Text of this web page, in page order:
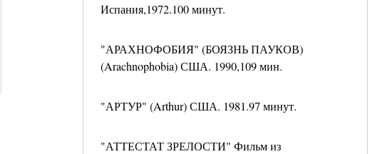
Испания,1972.100 минут.
"АРАХНОФОБИЯ" (БОЯЗНЬ ПАУКОВ)
(Arachnophobia) США. 1990,109 мин.
"АРТУР" (Arthur) США. 1981.97 минут.
"АТТЕСТАТ ЗРЕЛОСТИ" Фильм из